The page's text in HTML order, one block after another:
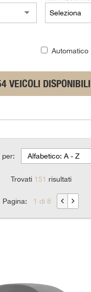
Automatico
VEICOLI DISPONIBILI
per:
Trovati 151 risultati
Pagina: 1 di 8